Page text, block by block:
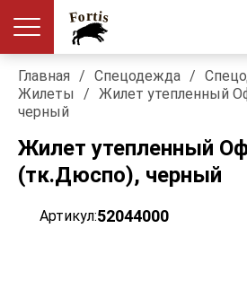
Главная / Спецодежда /
Жилеты
/ Жилет утепленный
черный
Жилет утепленный
(тк.Дюспо), черный
Артикул:52044000